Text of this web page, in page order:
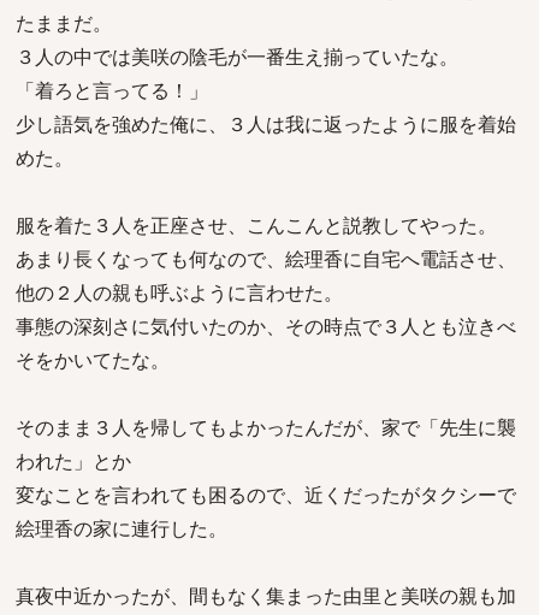
たままだ。
３人の中では美咲の陰毛が一番生え揃っていたな。
「着ろと言ってる！」
少し語気を強めた俺に、３人は我に返ったように服を着始
めた。
服を着た３人を正座させ、こんこんと説教してやった。
あまり長くなっても何なので、絵理香に自宅へ電話させ、
他の２人の親も呼ぶように言わせた。
事態の深刻さに気付いたのか、その時点で３人とも泣きべ
そをかいてたな。
そのまま３人を帰してもよかったんだが、家で「先生に襲
われた」とか
変なことを言われても困るので、近くだったがタクシーで
絵理香の家に連行した。
真夜中近かったが、間もなく集まった由里と美咲の親も加